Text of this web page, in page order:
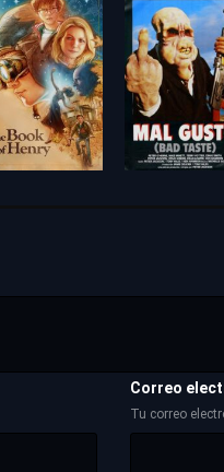
Correo
Tu correo